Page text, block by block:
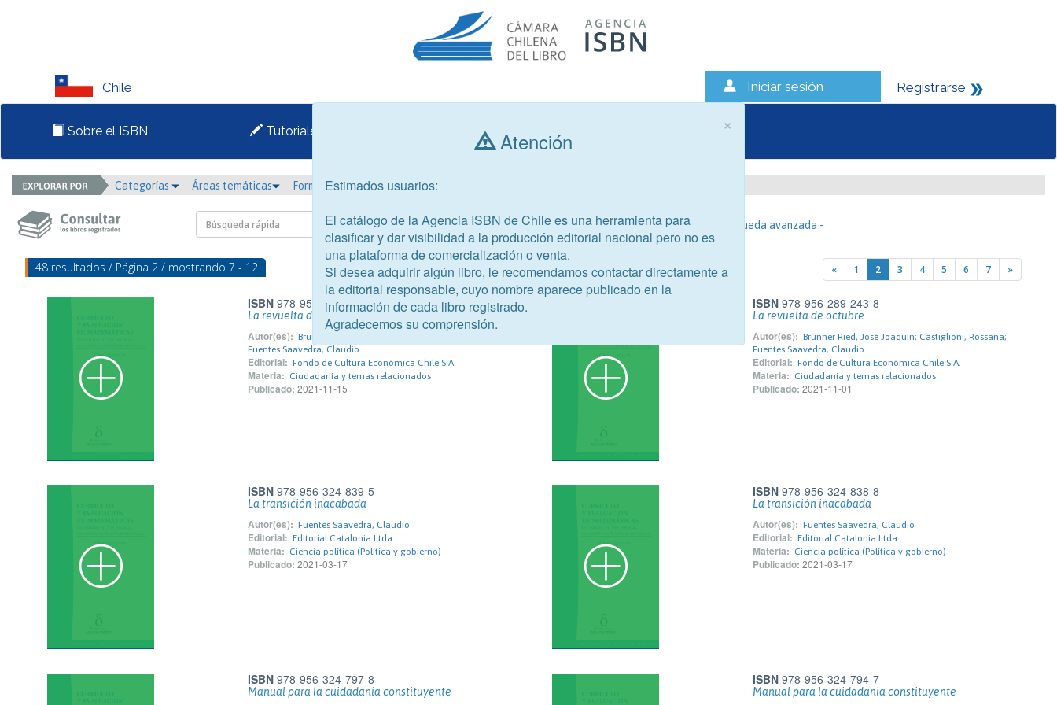
Chile Iniciar sesión Registrarse
Sobre el ISBN Tutoriales Consultar libros
Categorías Áreas temáticas Formato Año de publicación
- Búsqueda avanzada -
48 resultados / Página 2 / mostrando 7 - 12 « 1 2 3 4 5 6 7 »
ISBN 978-956-289-244-5
La revuelta de octubre
Autor(es): Brunner Ried, José Joaquín; Castiglioni, Rossana;
Fuentes Saavedra, Claudio
Editorial: Fondo de Cultura Económica Chile S.A.
Materia: Ciudadanía y temas relacionados
Publicado: 2021-11-15
ISBN 978-956-289-243-8
La revuelta de octubre
Autor(es): Brunner Ried, José Joaquín; Castiglioni, Rossana;
Fuentes Saavedra, Claudio
Editorial: Fondo de Cultura Económica Chile S.A.
Materia: Ciudadanía y temas relacionados
Publicado: 2021-11-01
ISBN 978-956-324-839-5
La transición inacabada
Autor(es): Fuentes Saavedra, Claudio
Editorial: Editorial Catalonia Ltda.
Materia: Ciencia política (Política y gobierno)
Publicado: 2021-03-17
ISBN 978-956-324-838-8
La transición inacabada
Autor(es): Fuentes Saavedra, Claudio
Editorial: Editorial Catalonia Ltda.
Materia: Ciencia política (Política y gobierno)
Publicado: 2021-03-17
ISBN 978-956-324-797-8
Manual para la cuidadanía constituyente
ISBN 978-956-324-794-7
Manual para la cuidadania constituyente
×
Atención
Estimados usuarios:
El catálogo de la Agencia ISBN de Chile es una herramienta para
clasificar y dar visibilidad a la producción editorial nacional pero no es
una plataforma de comercialización o venta.
Si desea adquirir algún libro, le recomendamos contactar directamente a
la editorial responsable, cuyo nombre aparece publicado en la
información de cada libro registrado.
Agradecemos su comprensión.